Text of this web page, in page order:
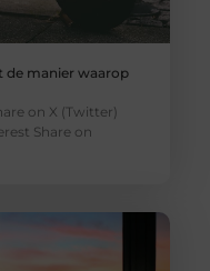
de manier waarop
on X (Twitter)
Share on